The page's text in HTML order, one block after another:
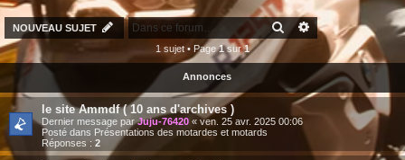
NOUVEAU SUJET RECHERCHER
RECHERCHE
1 sujet • Page1sur1
Annonces
le site Ammdf ( 10 ans d'archives )
Dernier message parJuju-76420 « ven. 25 avr. 2025 00:06
Posté dans Présentations des motardes et motards
Réponses : 2